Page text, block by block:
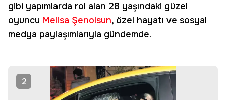
gibi yapımlarda rol alan 28 yaşındaki güzel
oyuncu Melisa Şenolsun, özel hayatı ve sosyal
medya paylaşımlarıyla gündemde.
2